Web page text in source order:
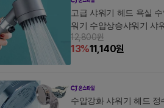
고급 샤워기 헤드 욕실
워기 수압상승샤워기 샤
12,800원
13%11,140원
수압강화 샤워기 헤드 정